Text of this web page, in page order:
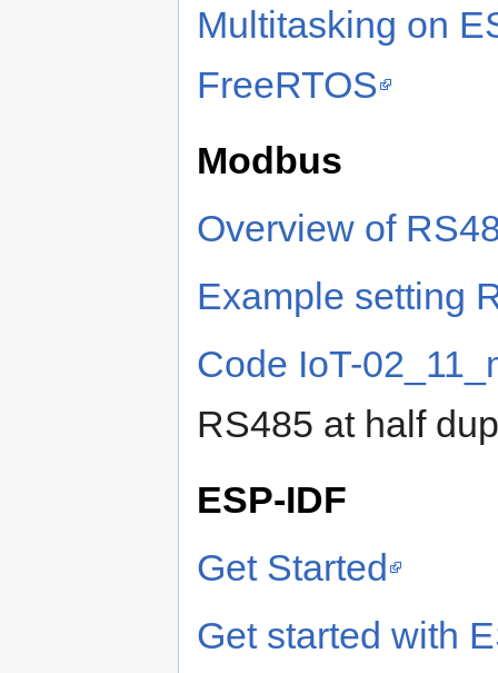
Multitasking on
FreeRTOS
Modbus
Overview of
Example setting
Code IoT-
RS485 at half
ESP-IDF
Get Started
Get started with